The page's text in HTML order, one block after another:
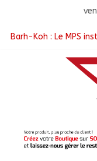
Barh-Koh : Le MPS
Borkou :
N’Djamena : Le
Moyen-Chari : Les
Oum-Hadjer :
producteurs de cinq